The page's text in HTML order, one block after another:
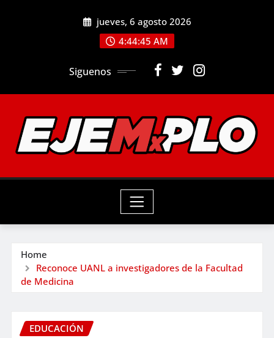
jueves, 6 agosto 2026
4:44:47 AM
Siguenos
Home
Reconoce UANL a investigadores de la Facultad
de Medicina
EDUCACIÓN